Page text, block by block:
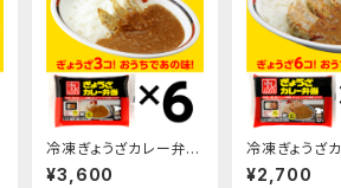
冷凍ぎょうざカレー弁当
300g×6袋
¥3,600
冷凍ぎょうざ
510g×3袋
¥2,700